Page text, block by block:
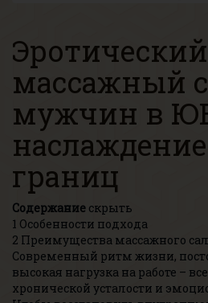
Эротический
массажный
мужчин в
наслаждение
границ
Содержание скрыть
1 Особенности подхода
2 Преимущества массажного
Современный ритм жизни,
высокая нагрузка на работе –
хронической усталости и